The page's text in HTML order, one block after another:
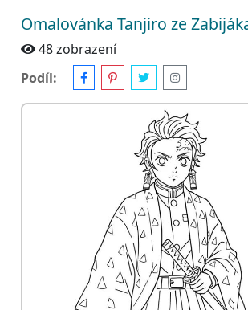
Omalovánka Tanjiro ze
48 zobrazení
Podíl: